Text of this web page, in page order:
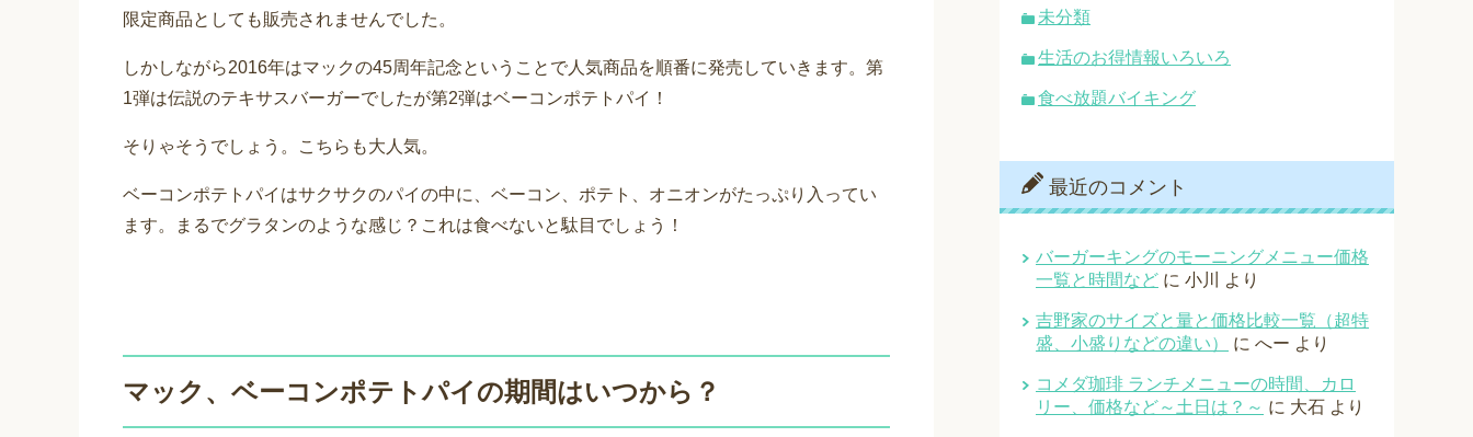
限定商品としても販売されませんでした。
しかしながら2016年はマックの45周年記念ということで人気商品を順番に発売していきます。第
1弾は伝説のテキサスバーガーでしたが第2弾はベーコンポテトパイ！
そりゃそうでしょう。こちらも大人気。
ベーコンポテトパイはサクサクのパイの中に、ベーコン、ポテト、オニオンがたっぷり入ってい
ます。まるでグラタンのような感じ？これは食べないと駄目でしょう！
マック、ベーコンポテトパイの期間はいつから？
未分類
生活のお得情報いろいろ
食べ放題バイキング
最近のコメント
バーガーキングのモーニングメニュー価格
一覧と時間など に 小川 より
吉野家のサイズと量と価格比較一覧（超特
盛、小盛りなどの違い）
に へー より
コメダ珈琲 ランチメニューの時間、カロ
リー、価格など～土日は？～ に 大石 より